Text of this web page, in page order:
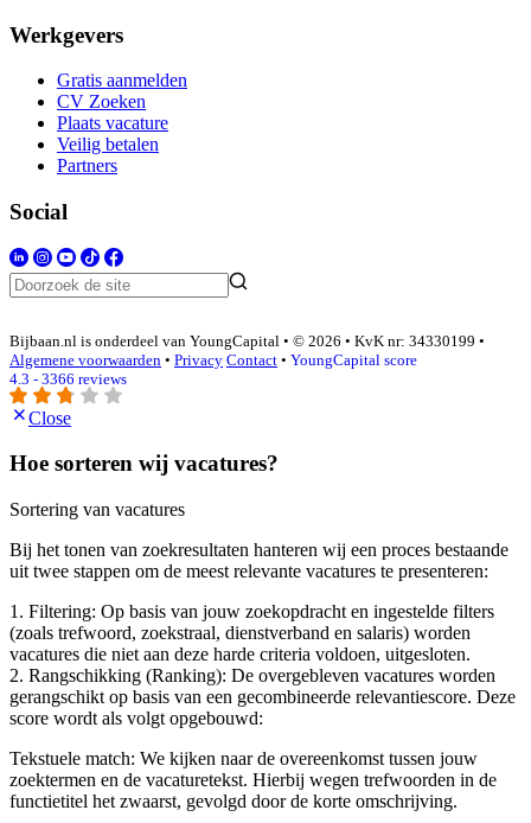
Werkgevers
Gratis aanmelden
CV Zoeken
Plaats vacature
Veilig betalen
Partners
Social
Bijbaan.nl is onderdeel van YoungCapital • © 2026 • KvK nr: 34330199 •
Algemene voorwaarden • Privacy Contact • YoungCapital score
4.3 - 3366 reviews
Close
Hoe sorteren wij vacatures?
Sortering van vacatures
Bij het tonen van zoekresultaten hanteren wij een proces bestaande
uit twee stappen om de meest relevante vacatures te presenteren:
1. Filtering: Op basis van jouw zoekopdracht en ingestelde filters
(zoals trefwoord, zoekstraal, dienstverband en salaris) worden
vacatures die niet aan deze harde criteria voldoen, uitgesloten.
2. Rangschikking (Ranking): De overgebleven vacatures worden
gerangschikt op basis van een gecombineerde relevantiescore. Deze
score wordt als volgt opgebouwd:
Tekstuele match: We kijken naar de overeenkomst tussen jouw
zoektermen en de vacaturetekst. Hierbij wegen trefwoorden in de
functietitel het zwaarst, gevolgd door de korte omschrijving.